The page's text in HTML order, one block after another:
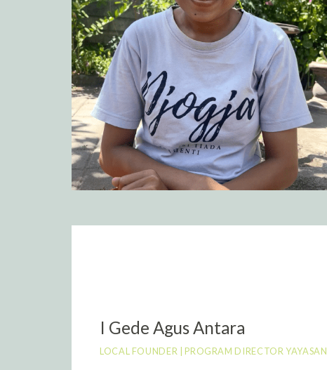
I Gede Agus Antara
LOCAL FOUNDER | PROGRAM DIRECTOR